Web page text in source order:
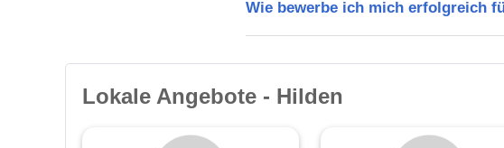
Wie bewerbe ich mich erfolgreich
Lokale Angebote - Hilden